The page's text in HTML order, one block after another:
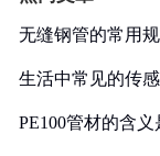
无缝钢管的常用
生活中常见的传
PE100管材的含义